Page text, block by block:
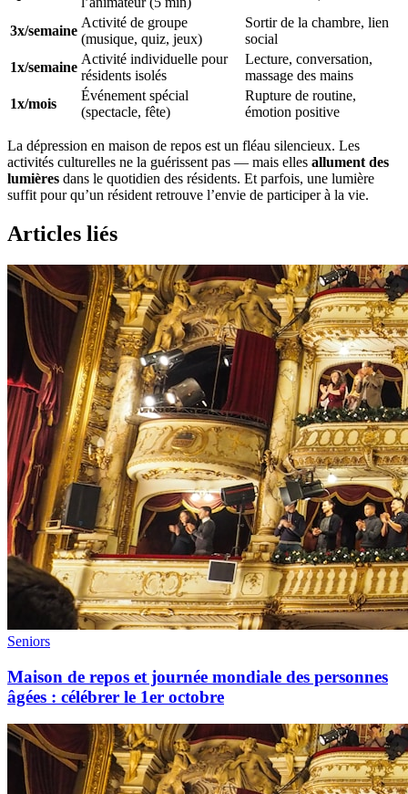
3x/semaine
Activité de groupe
(musique, quiz, jeux)
Sortir de la chambre, lien
social
1x/semaine
Activité individuelle pour
résidents isolés
Lecture, conversation,
massage des mains
1x/mois
Événement spécial
(spectacle, fête)
Rupture de routine,
émotion positive
La dépression en maison de repos est un fléau silencieux. Les
activités culturelles ne la guérissent pas — mais elles allument des
lumières dans le quotidien des résidents. Et parfois, une lumière
suffit pour qu’un résident retrouve l’envie de participer à la vie.
Articles liés
Seniors
Maison de repos et journée mondiale des personnes
âgées : célébrer le 1er octobre